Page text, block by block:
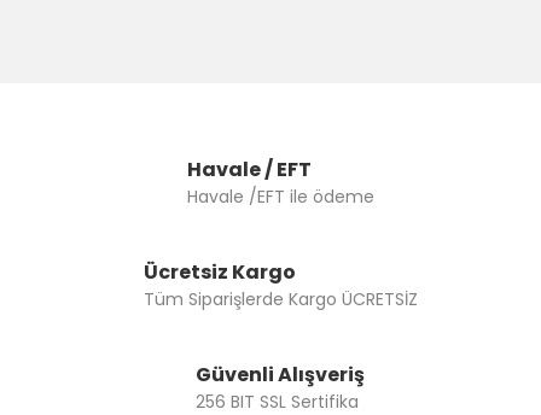
Havale / EFT
Havale /EFT ile ödeme
Ücretsiz Kargo
Tüm Siparişlerde Kargo ÜCRETSİZ
Güvenli Alışveriş
256 BIT SSL Sertifika